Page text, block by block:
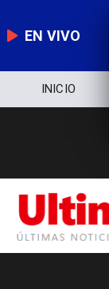
EN VIVO
INICIO